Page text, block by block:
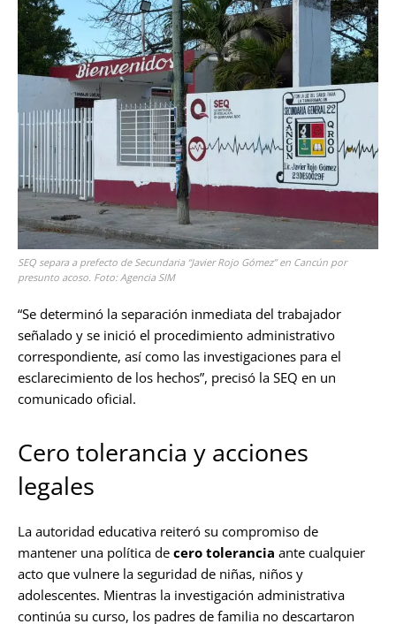
SEQ separa a prefecto de Secundaria “Javier Rojo Gómez” en Cancún por
presunto acoso. Foto: Agencia SIM
“Se determinó la separación inmediata del trabajador
señalado y se inició el procedimiento administrativo
correspondiente, así como las investigaciones para el
esclarecimiento de los hechos”, precisó la SEQ en un
comunicado oficial.
Cero tolerancia y acciones
legales
La autoridad educativa reiteró su compromiso de
mantener una política de cero tolerancia ante cualquier
acto que vulnere la seguridad de niñas, niños y
adolescentes. Mientras la investigación administrativa
continúa su curso, los padres de familia no descartaron